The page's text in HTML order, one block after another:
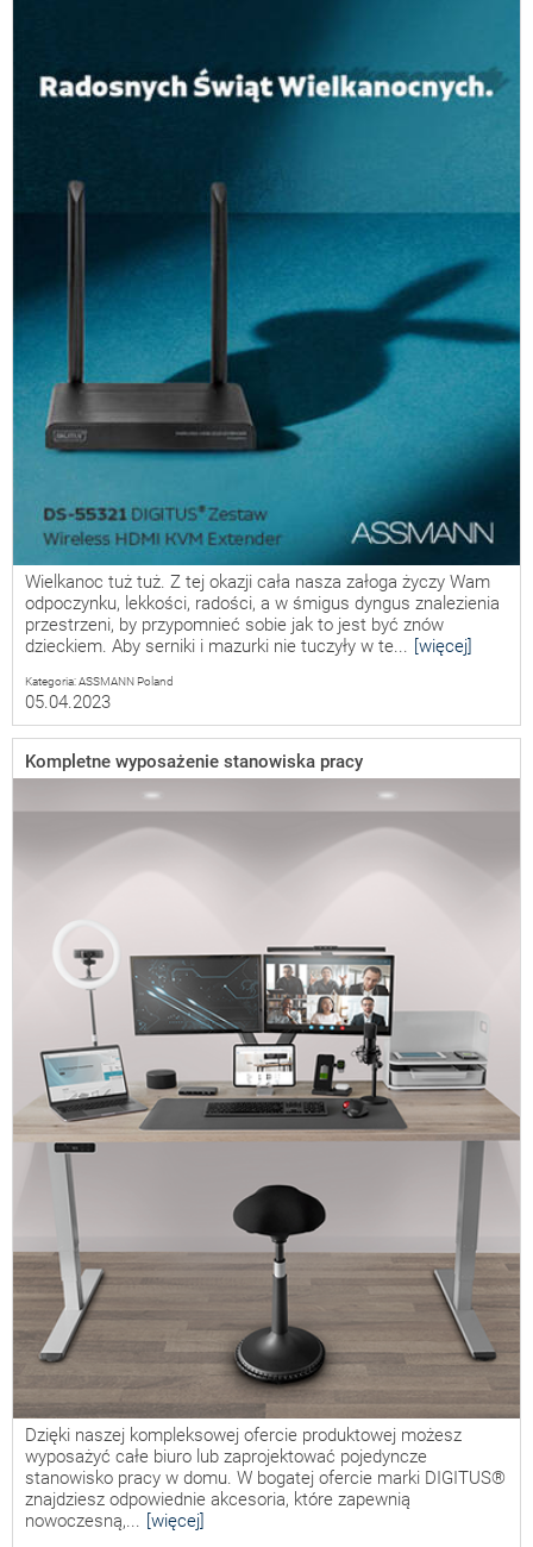
05.04.2023
Wielkanoc tuż tuż. Z tej okazji cała nasza załoga życzy Wam
odpoczynku, lekkości, radości, a w śmigus dyngus znalezienia
przestrzeni, by przypomnieć sobie jak to jest być znów
dzieckiem. Aby serniki i mazurki nie tuczyły w te...
[więcej]
Kategoria: ASSMANN Poland
Kompletne wyposażenie stanowiska pracy
Dzięki naszej kompleksowej ofercie produktowej możesz
wyposażyć całe biuro lub zaprojektować pojedyncze
stanowisko pracy w domu. W bogatej ofercie marki DIGITUS®
znajdziesz odpowiednie akcesoria, które zapewnią
nowoczesną,... [więcej]